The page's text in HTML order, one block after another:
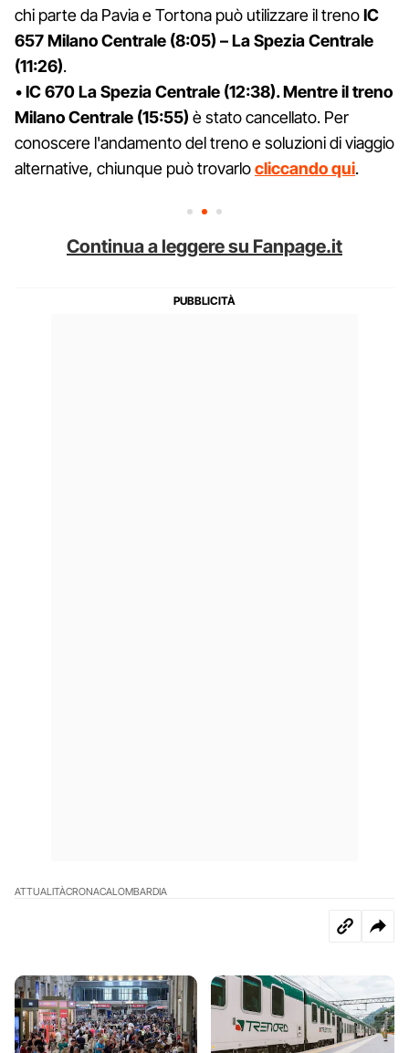
chi parte da Pavia e Tortona può utilizzare il trenoIC
657 Milano Centrale (8:05) – La Spezia Centrale
(11:26).
•IC 670 La Spezia Centrale (12:38). Mentre il treno
Milano Centrale (15:55) è stato cancellato. Per
conoscere l'andamento del treno e soluzioni di viaggio
alternative, chiunque può trovarlocliccando qui.
Continua a leggere su Fanpage.it
ATTUALITÀCRONACALOMBARDIA